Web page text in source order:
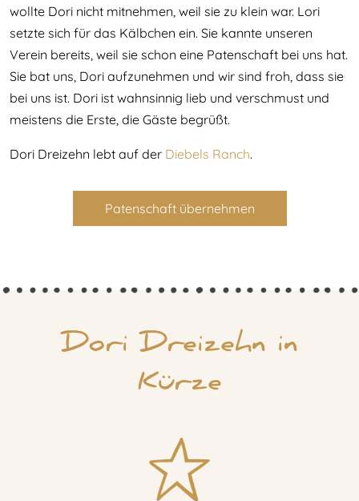
wollte Dori nicht mitnehmen, weil sie zu klein war. Lori
setzte sich für das Kälbchen ein. Sie kannte unseren
Verein bereits, weil sie schon eine Patenschaft bei uns hat.
Sie bat uns, Dori aufzunehmen und wir sind froh, dass sie
bei uns ist. Dori ist wahnsinnig lieb und verschmust und
meistens die Erste, die Gäste begrüßt.
Dori Dreizehn lebt auf der Diebels Ranch.
Patenschaft übernehmen
Dori Dreizehn in
Kürze